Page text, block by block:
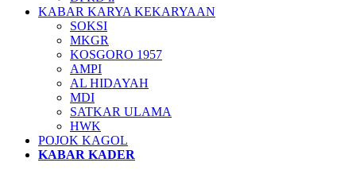
KABAR KARYA KEKARYAAN
SOKSI
MKGR
KOSGORO 1957
AMPI
AL HIDAYAH
MDI
SATKAR ULAMA
HWK
POJOK KAGOL
KABAR KADER